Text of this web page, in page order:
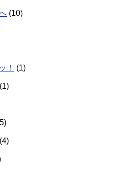
(10)
！ (1)
(1)
(4)